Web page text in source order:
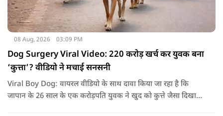
08 Aug, 2026 03:09 PM
Dog Surgery Viral Video: 220 करोड़ खर्च कर युवक बना
‘कुत्ता’? वीडियो ने मचाई सनसनी
Viral Boy Dog: वायरल वीडियो के साथ दावा किया जा रहा है कि
जापान के 26 साल के एक करोड़पति युवक ने खुद को कुत्ते जैसा दिखाने